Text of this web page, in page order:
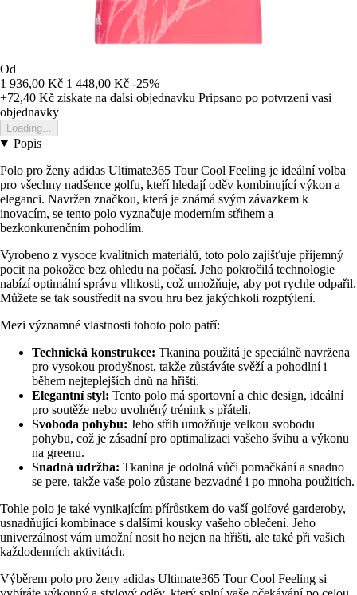
Od
1 936,00 Kč 1 448,00 Kč -25%
+72,40 Kč ziskate na dalsi objednavku Pripsano po potvrzeni vasi
objednavky
Loading...
Popis
Polo pro ženy adidas Ultimate365 Tour Cool Feeling je ideální volba
pro všechny nadšence golfu, kteří hledají oděv kombinující výkon a
eleganci. Navržen značkou, která je známá svým závazkem k
inovacím, se tento polo vyznačuje moderním střihem a
bezkonkurenčním pohodlím.
Vyrobeno z vysoce kvalitních materiálů, toto polo zajišťuje příjemný
pocit na pokožce bez ohledu na počasí. Jeho pokročilá technologie
nabízí optimální správu vlhkosti, což umožňuje, aby pot rychle odpařil.
Můžete se tak soustředit na svou hru bez jakýchkoli rozptýlení.
Mezi významné vlastnosti tohoto polo patří:
Technická konstrukce: Tkanina použitá je speciálně navržena
pro vysokou prodyšnost, takže zůstáváte svěží a pohodlní i
během nejteplejších dnů na hřišti.
Elegantní styl: Tento polo má sportovní a chic design, ideální
pro soutěže nebo uvolněný trénink s přáteli.
Svoboda pohybu: Jeho střih umožňuje velkou svobodu
pohybu, což je zásadní pro optimalizaci vašeho švihu a výkonu
na greenu.
Snadná údržba: Tkanina je odolná vůči pomačkání a snadno
se pere, takže vaše polo zůstane bezvadné i po mnoha použitích.
Tohle polo je také vynikajícím přírůstkem do vaší golfové garderoby,
usnadňující kombinace s dalšími kousky vašeho oblečení. Jeho
univerzálnost vám umožní nosit ho nejen na hřišti, ale také při vašich
každodenních aktivitách.
Výběrem polo pro ženy adidas Ultimate365 Tour Cool Feeling si